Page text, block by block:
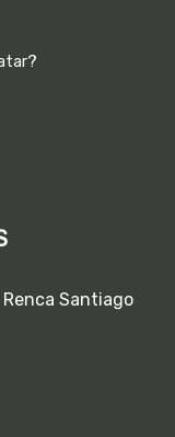
Santiago